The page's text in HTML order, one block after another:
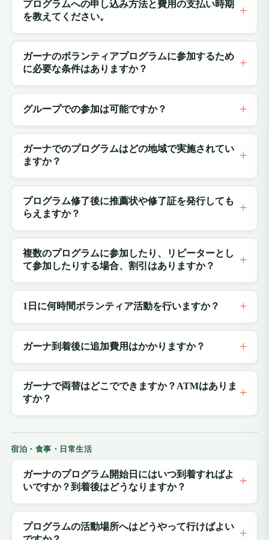
プログラムへの申し込み方法と費用の支払い時期
を教えてください。
ガーナのボランティアプログラムに参加するため
に必要な条件はありますか？
グループでの参加は可能ですか？
ガーナでのプログラムはどの地域で実施されてい
ますか？
プログラム修了後に推薦状や修了証を発行しても
らえますか？
複数のプログラムに参加したり、リピーターとし
て参加したりする場合、割引はありますか？
1日に何時間ボランティア活動を行いますか？
ガーナ到着後に追加費用はかかりますか？
ガーナで両替はどこでできますか？ATMはありま
すか？
宿泊・食事・日常生活
ガーナのプログラム開始日にはいつ到着すればよ
いですか？到着後はどうなりますか？
プログラムの活動場所へはどうやって行けばよい